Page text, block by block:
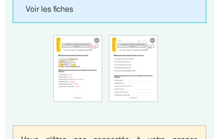
Voir les fiches